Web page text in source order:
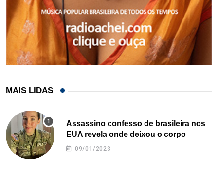
MAIS LIDAS
Assassino confesso de brasileira nos
EUA revela onde deixou o corpo
09/01/2023